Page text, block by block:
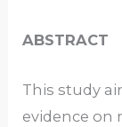
ABSTRACT
This study
evidence on